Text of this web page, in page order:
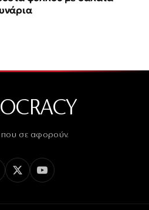
που σε αφορούν.